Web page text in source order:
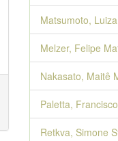
Matsumoto,
Melzer, Felipe
Nakasato, Maitê
Paletta,
Retkva, Simone